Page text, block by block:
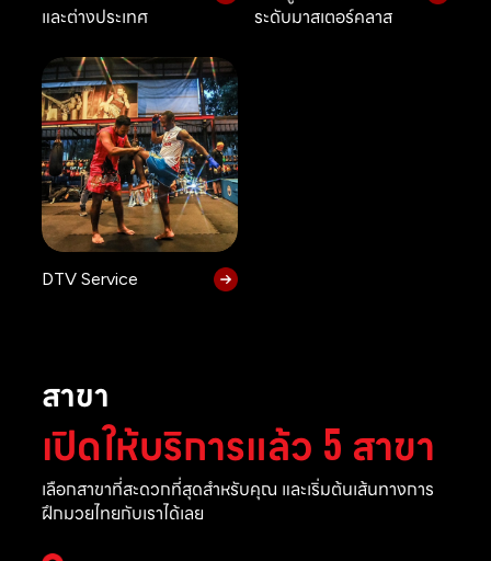
และต่างประเทศ
ระดับมาสเตอร์คลาส
DTV Service
สาขา
เปิดให้บริการแล้ว 5 สาขา
เลือกสาขาที่สะดวกที่สุดสำหรับคุณ และเริ่มต้นเส้นทางการ
ฝึกมวยไทยกับเราได้เลย